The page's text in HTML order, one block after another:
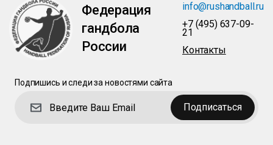
Федерация
гандбола
России
info@rushandball.ru
+7 (495) 637-09-
21
Контакты
Подпишись и следи за новостями сайта
Подписаться